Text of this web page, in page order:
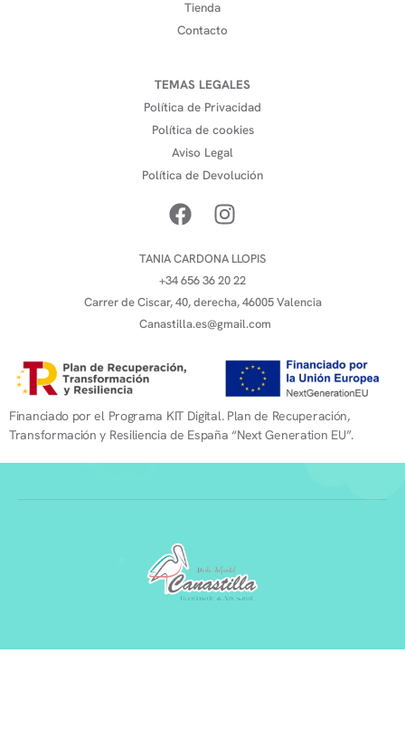
Tienda
Contacto
TEMAS LEGALES
Política de Privacidad
Política de cookies
Aviso Legal
Política de Devolución
TANIA CARDONA LLOPIS
+34 656 36 20 22
Carrer de Ciscar, 40, derecha, 46005 Valencia
Canastilla.es@gmail.com
Financiado por el Programa KIT Digital. Plan de Recuperación,
Transformación y Resiliencia de España “Next Generation EU”.